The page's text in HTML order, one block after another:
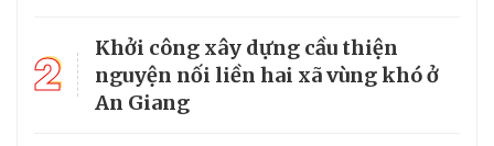
2
Khởi công xây dựng cầu thiện
nguyện nối liền hai xã vùng khó ở
An Giang